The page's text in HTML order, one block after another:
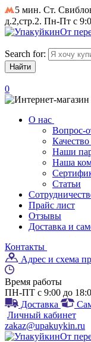
5 мин. Ст.
д.2,стр.2. Пн-Пт с
От
Search for:
0
О нас
Вопрос-
Наши
Наша
Статьи
Прайс лист
Отзывы
Доставка и
Контакты
Адрес и схема
Время работы
ПН-ПТ с 9:00 до
Доставка
Личный кабинет
zakaz@upakuykin.ru
От